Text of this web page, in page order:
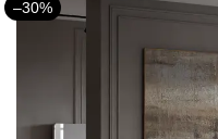
–30%